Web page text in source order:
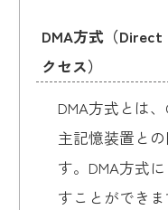
DMA方式（Direct
クセス）
DMA方式とは
主記憶装置と
す。DMA方式
すことができ